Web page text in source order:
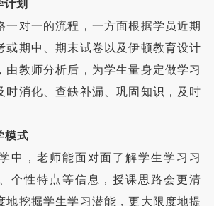
划
对一的流程，一方面根据学员近期
或期中、期末试卷以及伊顿教育设计
由教师分析后，为学生量身定做学习
时消化、查缺补漏、巩固知识，及时
模式
，老师能面对面了解学生学习习
个性特点等信息，授课思路会更清
地挖掘学生学习潜能，更大限度地提